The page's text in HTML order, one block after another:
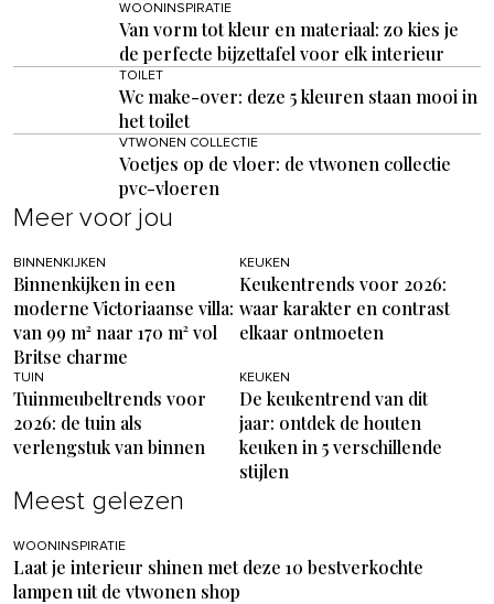
WOONINSPIRATIE
Van vorm tot kleur en materiaal: zo kies je
de perfecte bijzettafel voor elk interieur
TOILET
Wc make-over: deze 5 kleuren staan mooi in
het toilet
VTWONEN COLLECTIE
Voetjes op de vloer: de vtwonen collectie
pvc-vloeren
Meer voor jou
BINNENKIJKEN
Binnenkijken in een
moderne Victoriaanse villa:
van 99 m² naar 170 m² vol
Britse charme
KEUKEN
Keukentrends voor 2026:
waar karakter en contrast
elkaar ontmoeten
TUIN
Tuinmeubeltrends voor
2026: de tuin als
verlengstuk van binnen
KEUKEN
De keukentrend van dit
jaar: ontdek de houten
keuken in 5 verschillende
stijlen
Meest gelezen
WOONINSPIRATIE
Laat je interieur shinen met deze 10 bestverkochte
lampen uit de vtwonen shop